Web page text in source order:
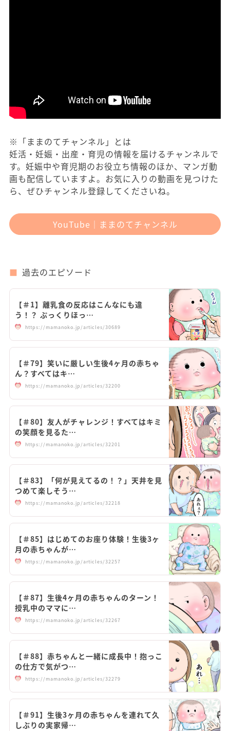
※「ままのてチャンネル」とは
妊活・妊娠・出産・育児の情報を届けるチャンネルで
す。妊娠中や育児期のお役立ち情報のほか、マンガ動
画も配信していますよ。お気に入りの動画を見つけた
ら、ぜひチャンネル登録してくださいね。
YouTube｜ままのてチャンネル
過去のエピソード
【＃1】離乳食の反応はこんなにも違
う！？ ぷっくりほっ…
https://mamanoko.jp/articles/30689
【＃79】笑いに厳しい生後4ヶ月の赤ちゃ
ん？すべてはキ…
https://mamanoko.jp/articles/32200
【＃80】友人がチャレンジ！すべてはキミ
の笑顔を見るた…
https://mamanoko.jp/articles/32201
【＃83】「何が見えてるの！？」天井を見
つめて楽しそう…
https://mamanoko.jp/articles/32218
【＃85】はじめてのお座り体験！生後3ヶ
月の赤ちゃんが…
https://mamanoko.jp/articles/32257
【＃87】生後4ヶ月の赤ちゃんのターン！
授乳中のママに…
https://mamanoko.jp/articles/32267
【＃88】赤ちゃんと一緒に成長中！抱っこ
の仕方で気がつ…
https://mamanoko.jp/articles/32279
【＃91】生後3ヶ月の赤ちゃんを連れて久
しぶりの実家帰…